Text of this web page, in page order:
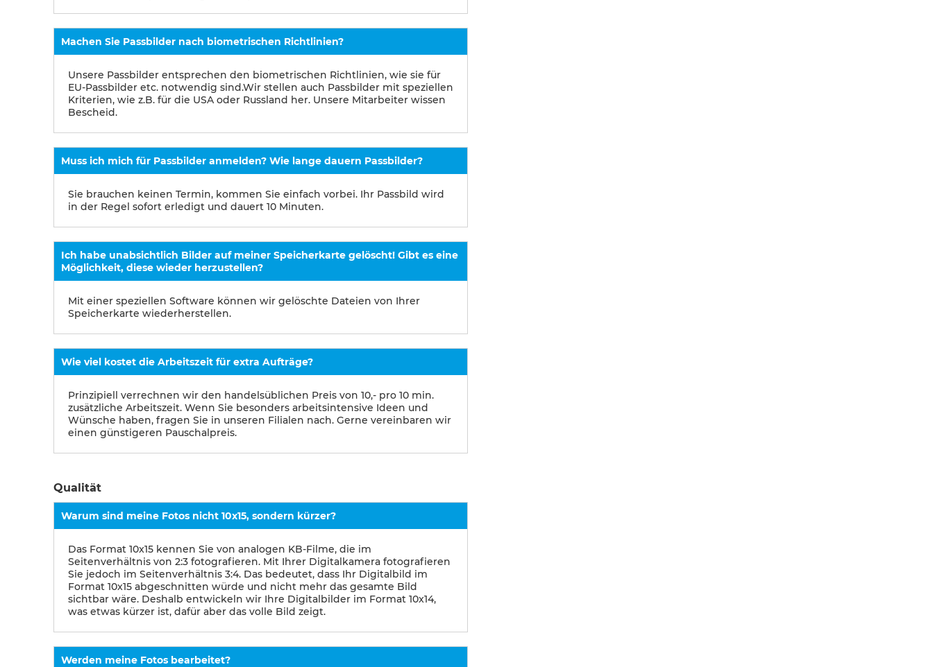
Machen Sie Passbilder nach biometrischen Richtlinien?
Unsere Passbilder entsprechen den biometrischen Richtlinien, wie sie für
EU-Passbilder etc. notwendig sind.Wir stellen auch Passbilder mit speziellen
Kriterien, wie z.B. für die USA oder Russland her. Unsere Mitarbeiter wissen
Bescheid.
Muss ich mich für Passbilder anmelden? Wie lange dauern Passbilder?
Sie brauchen keinen Termin, kommen Sie einfach vorbei. Ihr Passbild wird
in der Regel sofort erledigt und dauert 10 Minuten.
Ich habe unabsichtlich Bilder auf meiner Speicherkarte gelöscht! Gibt es eine
Möglichkeit, diese wieder herzustellen?
Mit einer speziellen Software können wir gelöschte Dateien von Ihrer
Speicherkarte wiederherstellen.
Wie viel kostet die Arbeitszeit für extra Aufträge?
Prinzipiell verrechnen wir den handelsüblichen Preis von 10,- pro 10 min.
zusätzliche Arbeitszeit. Wenn Sie besonders arbeitsintensive Ideen und
Wünsche haben, fragen Sie in unseren Filialen nach. Gerne vereinbaren wir
einen günstigeren Pauschalpreis.
Qualität
Warum sind meine Fotos nicht 10x15, sondern kürzer?
Das Format 10x15 kennen Sie von analogen KB-Filme, die im
Seitenverhältnis von 2:3 fotografieren. Mit Ihrer Digitalkamera fotografieren
Sie jedoch im Seitenverhältnis 3:4. Das bedeutet, dass Ihr Digitalbild im
Format 10x15 abgeschnitten würde und nicht mehr das gesamte Bild
sichtbar wäre. Deshalb entwickeln wir Ihre Digitalbilder im Format 10x14,
was etwas kürzer ist, dafür aber das volle Bild zeigt.
Werden meine Fotos bearbeitet?